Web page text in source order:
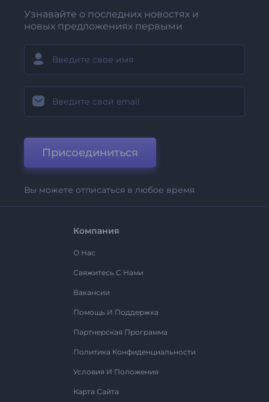
Узнавайте о последних новостях и
новых предложениях первыми
Присоединиться
Вы можете отписаться в любое время
Компания
О Нас
Свяжитесь С Нами
Вакансии
Помощь И Поддержка
Партнерская Программа
Политика Конфиденциальности
Условия И Положения
Карта Сайта